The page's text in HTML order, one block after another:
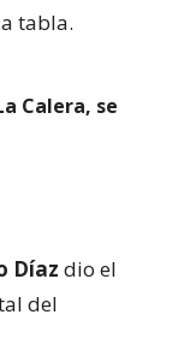
tabla.
Calera, se
Díaz dio el
del